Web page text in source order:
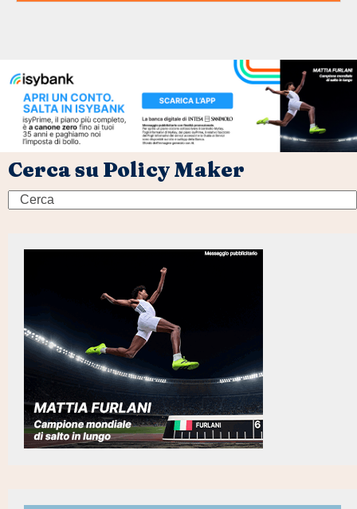
Cerca su Policy Maker
Search